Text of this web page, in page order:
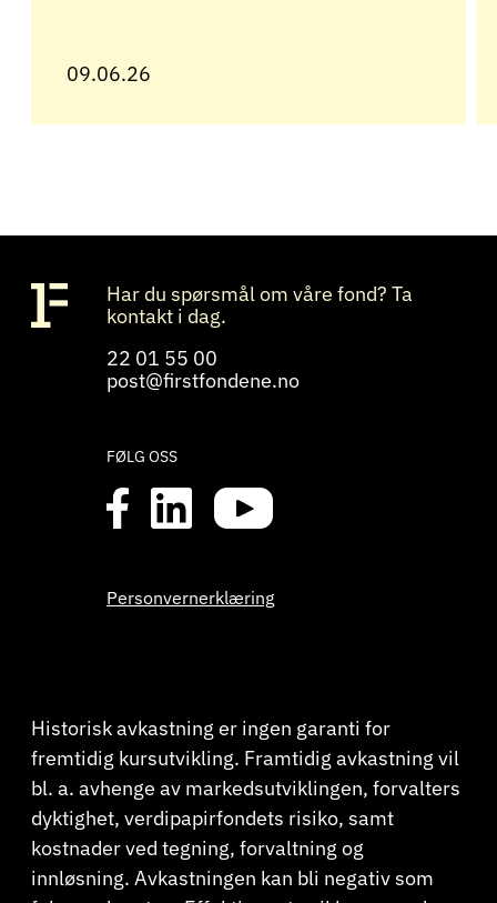
09.06.26
Har du spørsmål om våre fond? Ta
kontakt i dag.
22 01 55 00
post@firstfondene.no
FØLG OSS
Personvernerklæring
Historisk avkastning er ingen garanti for
fremtidig kursutvikling. Framtidig avkastning vil
bl. a. avhenge av markedsutviklingen, forvalters
dyktighet, verdipapirfondets risiko, samt
kostnader ved tegning, forvaltning og
innløsning. Avkastningen kan bli negativ som